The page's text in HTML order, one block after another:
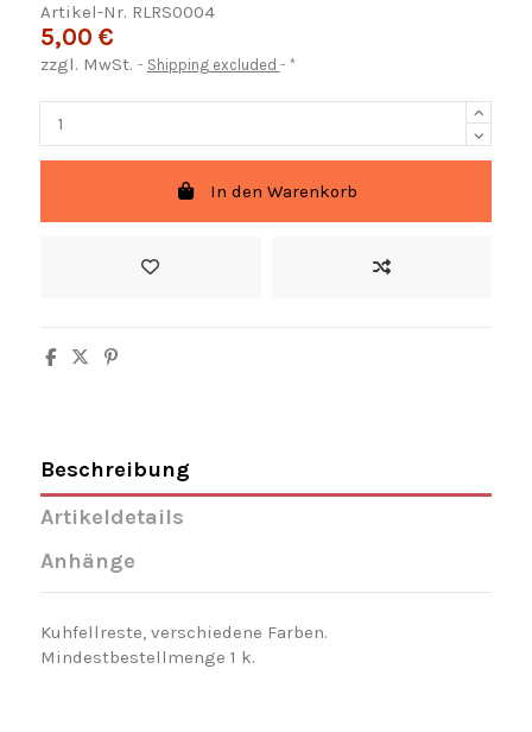
Artikel-Nr. RLRS0004
5,00 €
zzgl. MwSt. Shipping excluded *
In den Warenkorb
Beschreibung
Artikeldetails
Anhänge
Kuhfellreste, verschiedene Farben.
Mindestbestellmenge 1 k.